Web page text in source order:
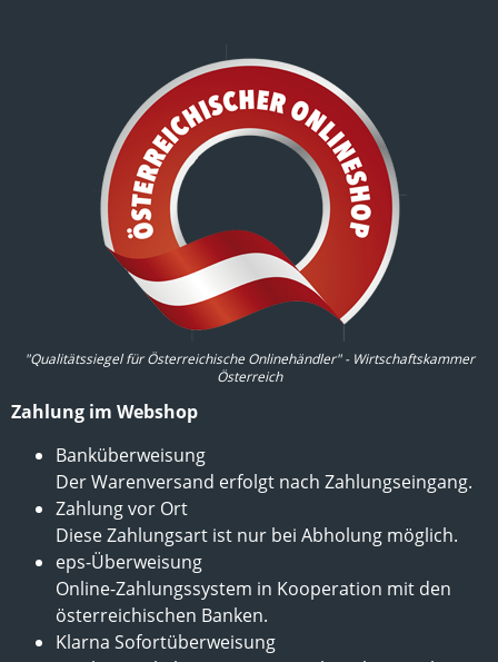
"Qualitätssiegel für Österreichische Onlinehändler" - Wirtschaftskammer
Österreich
Zahlung im Webshop
Banküberweisung
Der Warenversand erfolgt nach Zahlungseingang.
Zahlung vor Ort
Diese Zahlungsart ist nur bei Abholung möglich.
eps-Überweisung
Online-Zahlungssystem in Kooperation mit den
österreichischen Banken.
Klarna Sofortüberweisung